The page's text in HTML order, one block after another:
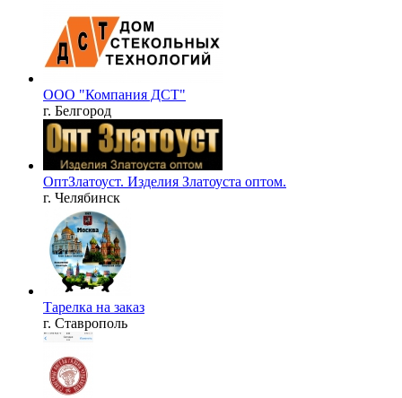
ООО "Компания ДСТ"
г. Белгород
ОптЗлатоуст. Изделия Златоуста оптом.
г. Челябинск
Тарелка на заказ
г. Ставрополь